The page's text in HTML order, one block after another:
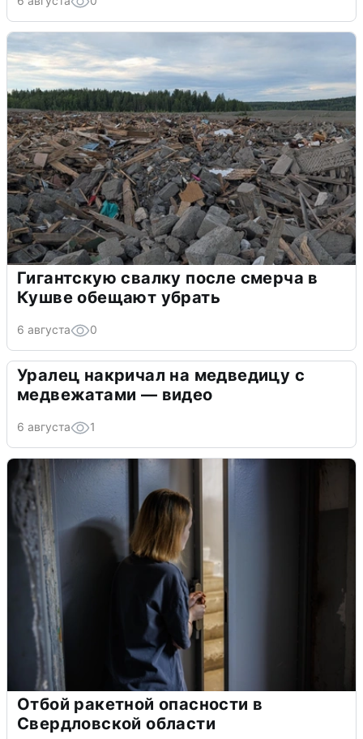
Гигантскую свалку после смерча в
Кушве обещают убрать
6 августа 0
Уралец накричал на медведицу с
медвежатами — видео
6 августа 1
Отбой ракетной опасности в
Свердловской области